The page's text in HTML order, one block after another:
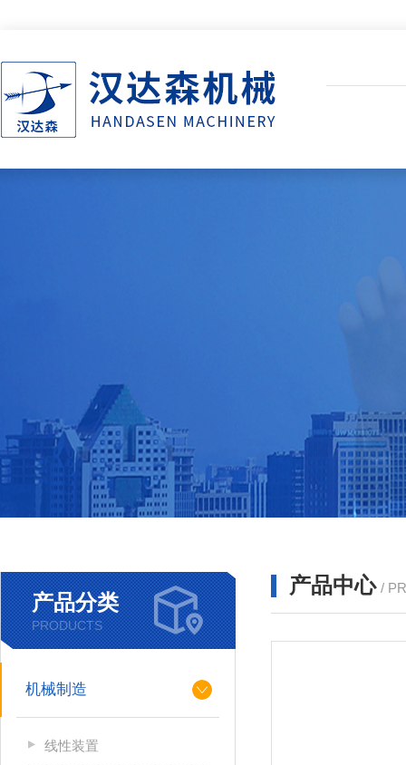
产品分类
PRODUCTS
机械制造
线性装置
产品中心 /